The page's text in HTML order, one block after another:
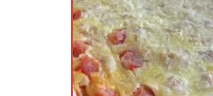
Précédent